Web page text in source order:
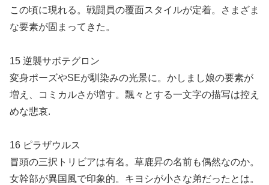
この頃に現れる。戦闘員の覆面スタイルが定着。さまざま
な要素が固まってきた。
15 逆襲サボテグロン
変身ポーズやSEが馴染みの光景に。かしまし娘の要素が
増え、コミカルさが増す。飄々とする一文字の描写は控え
めな悲哀.
16 ピラザウルス
冒頭の三択トリビアは有名。草鹿昇の名前も偶然なのか。
女幹部が異国風で印象的。キヨシが小さな弟だったとは。